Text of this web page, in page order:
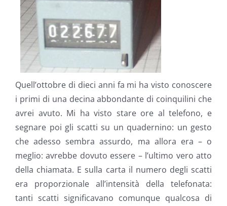
Quell’ottobre di dieci anni fa mi ha visto conoscere
i primi di una decina abbondante di coinquilini che
avrei avuto. Mi ha visto stare ore al telefono, e
segnare poi gli scatti su un quadernino: un gesto
che adesso sembra assurdo, ma allora era – o
meglio: avrebbe dovuto essere – l’ultimo vero atto
della chiamata. E sulla carta il numero degli scatti
era proporzionale all’intensità della telefonata:
tanti scatti significavano comunque qualcosa di